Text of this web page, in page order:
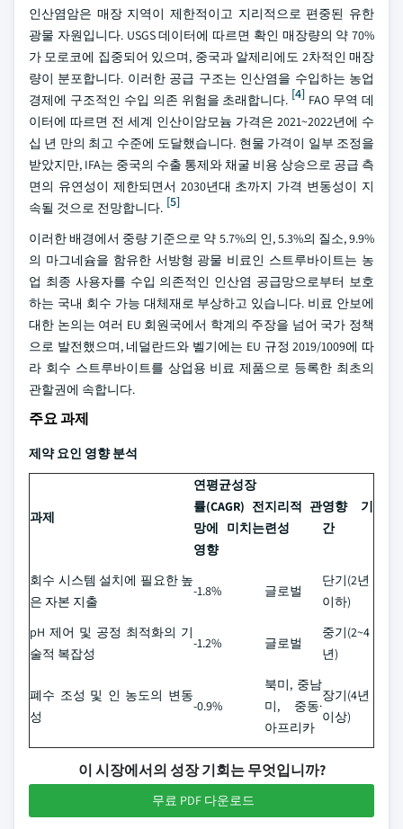
인산염암은 매장 지역이 제한적이고 지리적으로 편중된 유한
광물 자원입니다. USGS 데이터에 따르면 확인 매장량의 약 70%
가 모로코에 집중되어 있으며, 중국과 알제리에도 2차적인 매장
량이 분포합니다. 이러한 공급 구조는 인산염을 수입하는 농업
경제에 구조적인 수입 의존 위험을 초래합니다. [4] FAO 무역 데
이터에 따르면 전 세계 인산이암모늄 가격은 2021~2022년에 수
십 년 만의 최고 수준에 도달했습니다. 현물 가격이 일부 조정을
받았지만, IFA는 중국의 수출 통제와 채굴 비용 상승으로 공급 측
면의 유연성이 제한되면서 2030년대 초까지 가격 변동성이 지
속될 것으로 전망합니다. [5]
이러한 배경에서 중량 기준으로 약 5.7%의 인, 5.3%의 질소, 9.9%
의 마그네슘을 함유한 서방형 광물 비료인 스트루바이트는 농
업 최종 사용자를 수입 의존적인 인산염 공급망으로부터 보호
하는 국내 회수 가능 대체재로 부상하고 있습니다. 비료 안보에
대한 논의는 여러 EU 회원국에서 학계의 주장을 넘어 국가 정책
으로 발전했으며, 네덜란드와 벨기에는 EU 규정 2019/1009에 따
라 회수 스트루바이트를 상업용 비료 제품으로 등록한 최초의
관할권에 속합니다.
주요 과제
제약 요인 영향 분석
과제
연평균성장
률(CAGR) 전
망에 미치는
영향
지리적 관
련성
영향 기
간
회수 시스템 설치에 필요한 높
은 자본 지출
-1.8% 글로벌
단기(2년
이하)
pH 제어 및 공정 최적화의 기
술적 복잡성
-1.2% 글로벌
중기(2~4
년)
폐수 조성 및 인 농도의 변동
성
-0.9%
북미, 중남
미, 중동·
아프리카
장기(4년
이상)
이 시장에서의 성장 기회는 무엇입니까?
무료 PDF 다운로드